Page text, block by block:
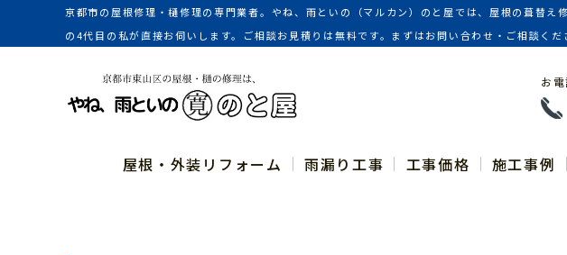
京都市の屋根修理・樋修理の専門業者。やね、雨といの（マルカン）のと屋では、屋根の葺替
の4代目の私が直接お伺いします。ご相談お見積りは無料です。まずはお問い合わせ・ご相談くだ
お
屋根・外装リフォーム 雨漏り工事 工事価格 施工事例
お知らせ